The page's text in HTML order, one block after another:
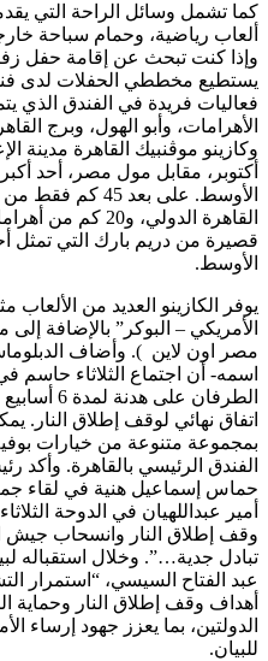
كما تشمل وسائل الراحة التي
ألعاب رياضية، وحمام سباحة
يستطيع مخططي الحفلات لدى
فعاليات فريدة في الفندق الذي
الأهرامات، وأبو الهول، وبرج
وكازينو موڤنبيك القاهرة مدينة
أكتوبر، مقابل مول مصر، أحد
القاهرة الدولي،
قصيرة من دريم بارك التي تمثل
الأوسط.
يوفر الكازينو العديد من الألعاب
الأمريكي – البوكر” بالإضافة إلى
مصر اون لاين ). وأضاف
اسمه- أن اجتماع الثلاثاء حاسم
الطرفان
اتفاق نهائي لوقف إطلاق النار.
بمجموعة متنوعة من خيارات
الفندق الرئيسي بالقاهرة.
حماس إسماعيل هنية في لقاء
أمير عبداللهيان في الدوحة
وقف إطلاق النار وانسحاب جيش
تبادل جدية…”. وخلال استقباله
عبد الفتاح السيسي، “استمرار
أهداف وقف إطلاق النار وحماية
الدولتين، بما يعزز جهود إرساء
للبيان.